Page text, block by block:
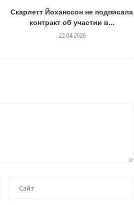
Скарлетт Йоханссон не подписала
контракт об участии в...
22.04.2026